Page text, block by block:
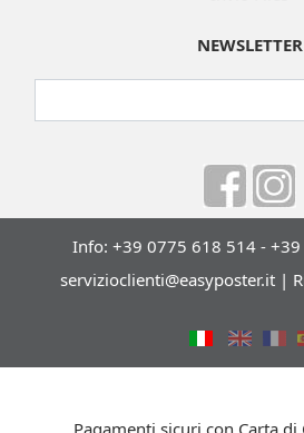
NEWSLETTER
Info: +39 0775 618 514 -
servizioclienti@easyposter.it|
Pagamenti sicuri con Carta di